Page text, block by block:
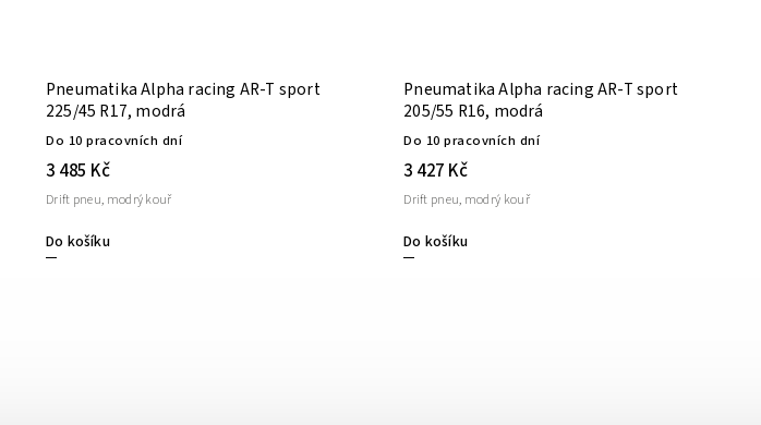
Pneumatika Alpha racing AR-T sport
225/45 R17, modrá
Do 10 pracovních dní
3 485 Kč
Do košíku
Drift pneu, modrý kouř
Pneumatika Alpha racing AR-T sport
205/55 R16, modrá
Do 10 pracovních dní
3 427 Kč
Do košíku
Drift pneu, modrý kouř